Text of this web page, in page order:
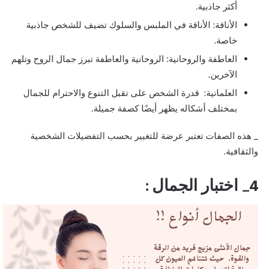
أكثر جاذبية.
الأناقة: الأناقة في الملبس والسلوك تضيف للشخص جاذبية
خاصة.
العاطفة والروحانية: الروحانية والعاطفة تبرز جمال الروح وتلهم
الآخرين.
العلمانية: قدرة الشخص على تقبل التنوع والاحترام للجمال
بمختلف أشكاله يظهر أيضًا كصفة جميلة.
_ هذه الصفات تعتبر عرضة للتغيير بحسب التفضيلات الشخصية
والثقافية.
4_ اختبار الجمال :